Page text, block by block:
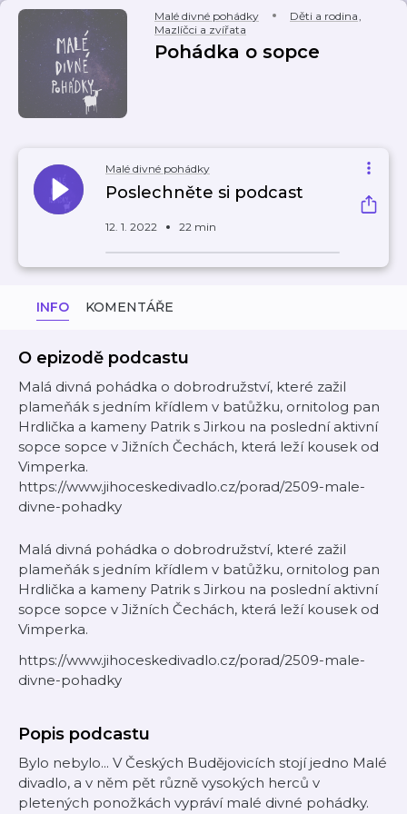
Malé divné pohádky Děti a rodina,
Mazlíčci a zvířata
Pohádka o sopce
Malé divné pohádky
Poslechněte si podcast
12. 1. 2022 22 min
INFO KOMENTÁŘE
O epizodě podcastu
Malá divná pohádka o dobrodružství, které zažil
plameňák s jedním křídlem v batůžku, ornitolog pan
Hrdlička a kameny Patrik s Jirkou na poslední aktivní
sopce sopce v Jižních Čechách, která leží kousek od
Vimperka.
https://www.jihoceskedivadlo.cz/porad/2509-male-
divne-pohadky
Malá divná pohádka o dobrodružství, které zažil
plameňák s jedním křídlem v batůžku, ornitolog pan
Hrdlička a kameny Patrik s Jirkou na poslední aktivní
sopce sopce v Jižních Čechách, která leží kousek od
Vimperka.
https://www.jihoceskedivadlo.cz/porad/2509-male-
divne-pohadky
Popis podcastu
Bylo nebylo... V Českých Budějovicích stojí jedno Malé
divadlo, a v něm pět různě vysokých herců v
pletených ponožkách vypráví malé divné pohádky.